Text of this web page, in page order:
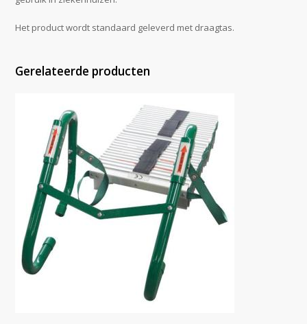
Het product wordt standaard geleverd met draagtas.
Gerelateerde producten